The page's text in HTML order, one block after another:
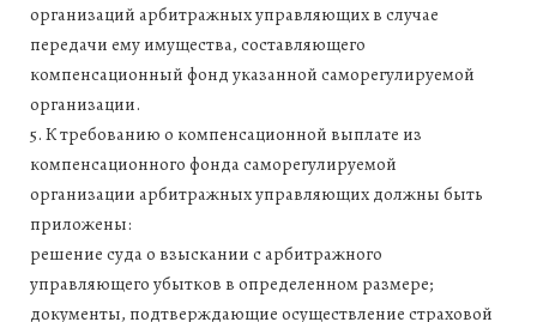
организаций арбитражных управляющих в случае
передачи ему имущества, составляющего
компенсационный фонд указанной саморегулируемой
организации.
5. К требованию о компенсационной выплате из
компенсационного фонда саморегулируемой
организации арбитражных управляющих должны быть
приложены:
решение суда о взыскании с арбитражного
управляющего убытков в определенном размере;
документы, подтверждающие осуществление страховой